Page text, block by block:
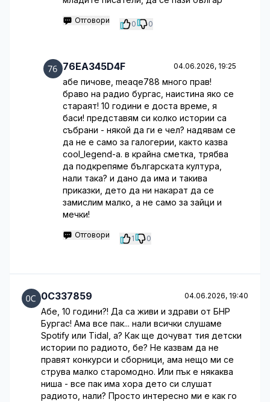
Отговори 0 0
76EA345D4F 04.06.2026, 19:25
абе пичове, meaqe788 много прав!
браво на радио бургас, наистина яко се
стараят! 10 години е доста време, я
баси! представям си колко истории са
събрани - някой да ги е чел? надявам се
да не е само за галогерии, както казва
cool_legend-а. в крайна сметка, трябва
да подкрепяме българската култура,
нали така? и дано да има и такива
приказки, дето да ни накарат да се
замислим малко, а не само за зайци и
мечки!
Отговори 1 0
0C337859 04.06.2026, 19:40
Абе, 10 години?! Да са живи и здрави от БНР
Бургас! Ама все пак... нали всички слушаме
Spotify или Tidal, а? Как ще дочуват тия детски
истории по радиото, бе? Не казвам да не
правят конкурси и сборници, ама нещо ми се
струва малко старомодно. Или пък е някаква
ниша - все пак има хора дето си слушат
радиото, нали? Просто интересно ми е как го